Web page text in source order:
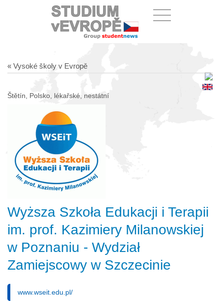
« Vysoké školy v Evropě
Štětín, Polsko, lékařské, nestátní
Wyższa Szkoła Edukacji i Terapii
im. prof. Kazimiery Milanowskiej
w Poznaniu - Wydział
Zamiejscowy w Szczecinie
www.wseit.edu.pl/